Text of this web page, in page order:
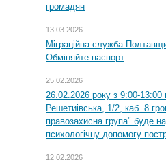
громадян
13.03.2026
Міграційна служба
Обміняйте паспорт
25.02.2026
26.02.2026 року з 9:00-
Решетиівська, 1/2, каб. 8
правозахисна група" буде
психологічну допомогу
12.02.2026